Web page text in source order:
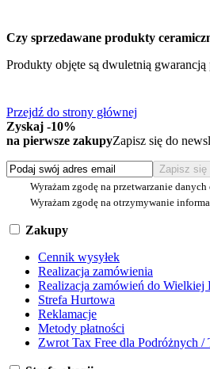
Czy sprzedawane produkty
Produkty objęte są dwuletnią
Przejdź do strony głównej
Zyskaj -10%
na pierwsze zakupyZapisz się do
Wyrażam zgodę na przetwarzanie
Wyrażam zgodę na otrzymywanie
Zakupy
Cennik wysyłek
Realizacja zamówienia
Realizacja zamówień do Wielkiej
Strefa Hurtowa
Reklamacje
Metody płatności
Zwrot Tax Free dla Podróżnych /